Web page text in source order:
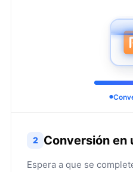
2 Conversión en
Espera a que se